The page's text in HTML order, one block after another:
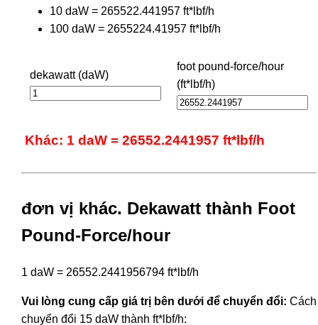
10 daW = 265522.441957 ft*lbf/h
100 daW = 2655224.41957 ft*lbf/h
dekawatt (daW)
foot pound-force/hour
(ft*lbf/h)
Khác: 1 daW = 26552.2441957 ft*lbf/h
đơn vị khác. Dekawatt thành Foot
Pound-Force/hour
1 daW = 26552.2441956794 ft*lbf/h
Vui lòng cung cấp giá trị bên dưới để chuyển đổi: Cách
chuyển đổi 15 daW thành ft*lbf/h: